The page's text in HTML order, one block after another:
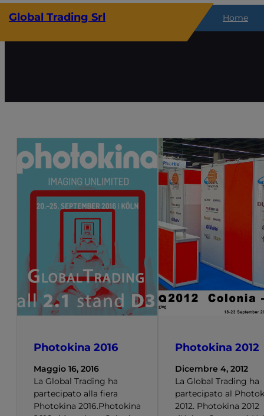
alGlobal Trading Srl Home
Photokina 2016
Maggio 16, 2016
La Global Trading ha
partecipato alla fiera
Photokina 2016.Photokina
Photokina 2012
Dicembre 4, 2012
La Global Trading ha
partecipato al
2012. Photokina 2012